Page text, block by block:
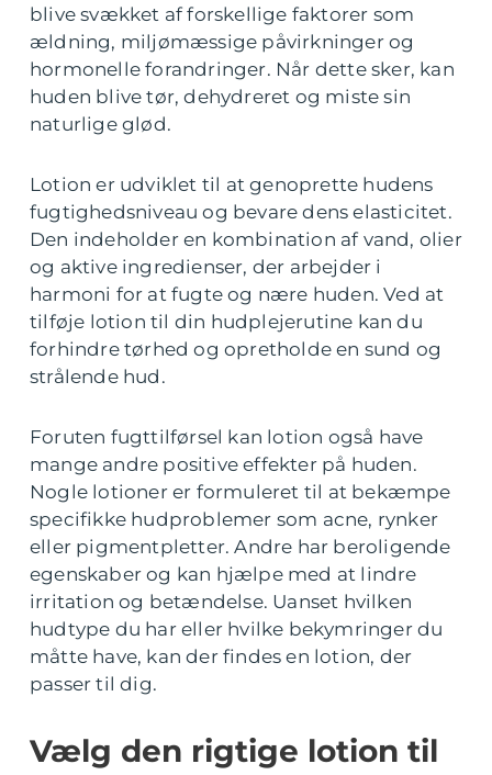
blive svækket af forskellige faktorer som
ældning, miljømæssige påvirkninger og
hormonelle forandringer. Når dette sker, kan
huden blive tør, dehydreret og miste sin
naturlige glød.
Lotion er udviklet til at genoprette hudens
fugtighedsniveau og bevare dens elasticitet.
Den indeholder en kombination af vand, olier
og aktive ingredienser, der arbejder i
harmoni for at fugte og nære huden. Ved at
tilføje lotion til din hudplejerutine kan du
forhindre tørhed og opretholde en sund og
strålende hud.
Foruten fugttilførsel kan lotion også have
mange andre positive effekter på huden.
Nogle lotioner er formuleret til at bekæmpe
specifikke hudproblemer som acne, rynker
eller pigmentpletter. Andre har beroligende
egenskaber og kan hjælpe med at lindre
irritation og betændelse. Uanset hvilken
hudtype du har eller hvilke bekymringer du
måtte have, kan der findes en lotion, der
passer til dig.
Vælg den rigtige lotion til